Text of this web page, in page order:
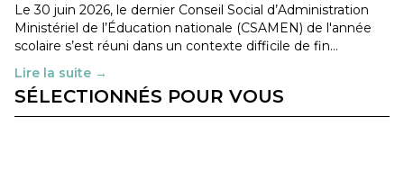
Le 30 juin 2026, le dernier Conseil Social d’Administration
Ministériel de l’Éducation nationale (CSAMEN) de l'année
scolaire s’est réuni dans un contexte difficile de fin…
Lire la suite →
SÉLECTIONNÉS POUR VOUS